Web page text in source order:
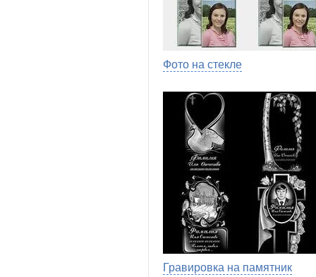
Фото на стекле
Гравировка на памятник